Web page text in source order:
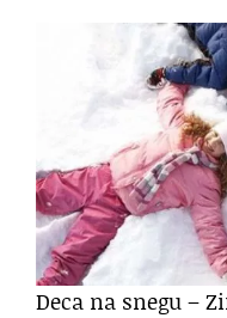
Deca na snegu –